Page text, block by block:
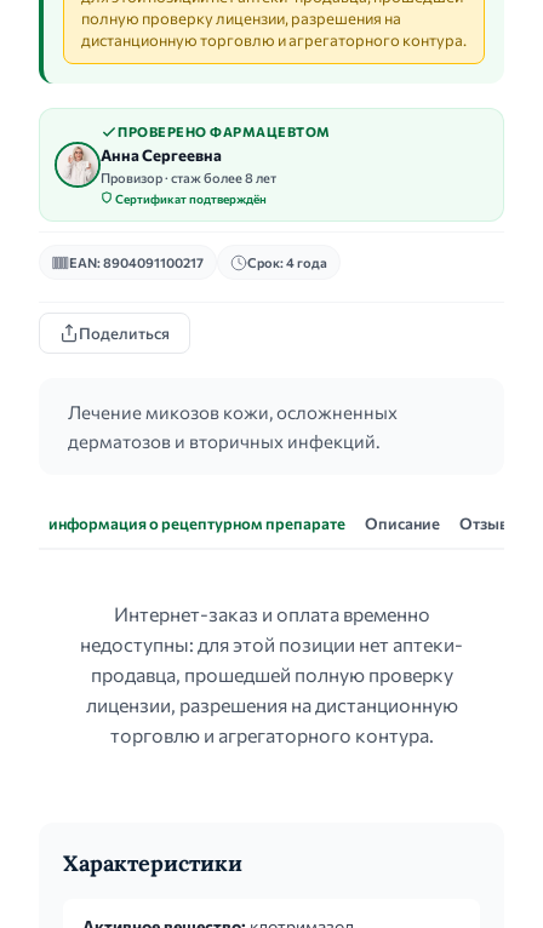
полную проверку лицензии, разрешения на
дистанционную торговлю и агрегаторного контура.
ПРОВЕРЕНО ФАРМАЦЕВТОМ
Анна Сергеевна
Провизор · стаж более 8 лет
Сертификат подтверждён
EAN: 8904091100217 Срок: 4 года
Поделиться
Лечение микозов кожи, осложненных
дерматозов и вторичных инфекций.
информация о рецептурном препарате Описание Отзывы
Интернет-заказ и оплата временно
недоступны: для этой позиции нет аптеки-
продавца, прошедшей полную проверку
лицензии, разрешения на дистанционную
торговлю и агрегаторного контура.
Характеристики